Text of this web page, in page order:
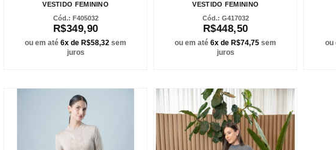
VESTIDO FEMININO
F405032
R$349,90
ou em até6x de R$58,32 sem
juros
VESTIDO FEMININO
G417032
R$448,50
ou em até6x de R$74,75 sem
juros
ou